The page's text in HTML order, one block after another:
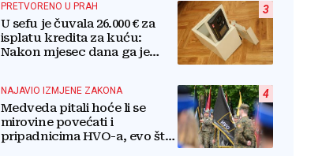
3
PRETVORENO U PRAH
U sefu je čuvala 26.000 € za
isplatu kredita za kuću:
Nakon mjesec dana ga je
4
NAJAVIO IZMJENE ZAKONA
Medveda pitali hoće li se
mirovine povećati i
pripadnicima HVO-a, evo što